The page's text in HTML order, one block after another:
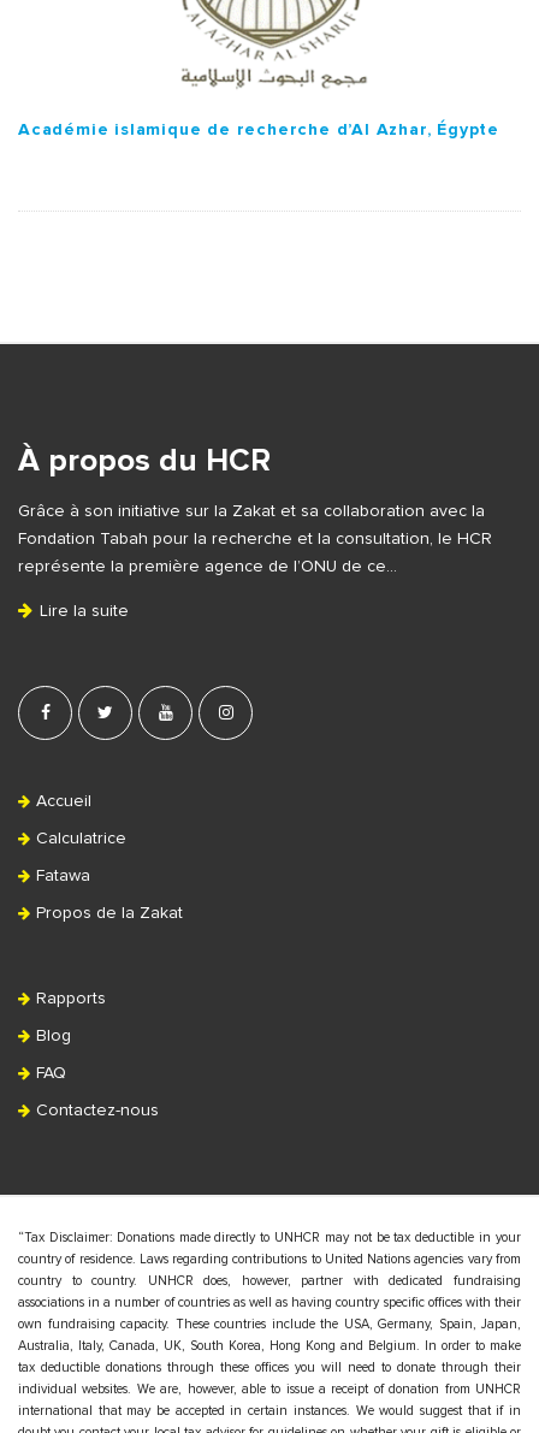
Académie islamique de recherche d’Al Azhar, Égypte
À propos du HCR
Grâce à son initiative sur la Zakat et sa collaboration avec la
Fondation Tabah pour la recherche et la consultation, le HCR
représente la première agence de l’ONU de ce…
Lire la suite
Accueil
Calculatrice
Fatawa
Propos de la Zakat
Rapports
Blog
FAQ
Contactez-nous
“Tax Disclaimer: Donations made directly to UNHCR may not be tax deductible in your
country of residence. Laws regarding contributions to United Nations agencies vary from
country to country. UNHCR does, however, partner with dedicated fundraising
associations in a number of countries as well as having country specific offices with their
own fundraising capacity. These countries include the USA, Germany, Spain, Japan,
Australia, Italy, Canada, UK, South Korea, Hong Kong and Belgium. In order to make
tax deductible donations through these offices you will need to donate through their
individual websites. We are, however, able to issue a receipt of donation from UNHCR
international that may be accepted in certain instances. We would suggest that if in